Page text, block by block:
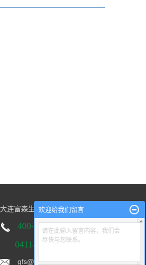
大连富森生物技术有限公司
400-0411-042
0411-39416171
gfs@fusendl.com
欢迎给我们留言
请在此输入留言内容，我们会
尽快与您联系。